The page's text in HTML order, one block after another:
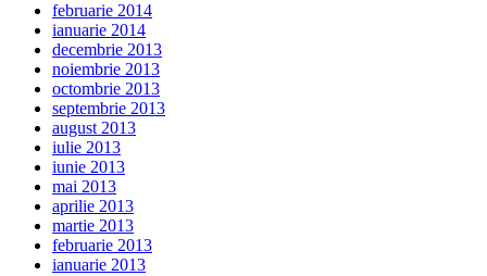
februarie 2014
ianuarie 2014
decembrie 2013
noiembrie 2013
octombrie 2013
septembrie 2013
august 2013
iulie 2013
iunie 2013
mai 2013
aprilie 2013
martie 2013
februarie 2013
ianuarie 2013